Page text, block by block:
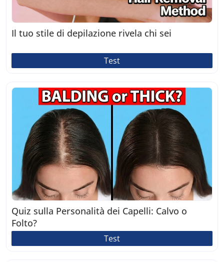
Il tuo stile di depilazione rivela chi sei
Test
Quiz sulla Personalità dei Capelli: Calvo o
Folto?
Test